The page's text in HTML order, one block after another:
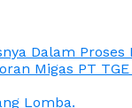
Dalam Proses
Migas PT TGE
Lomba.